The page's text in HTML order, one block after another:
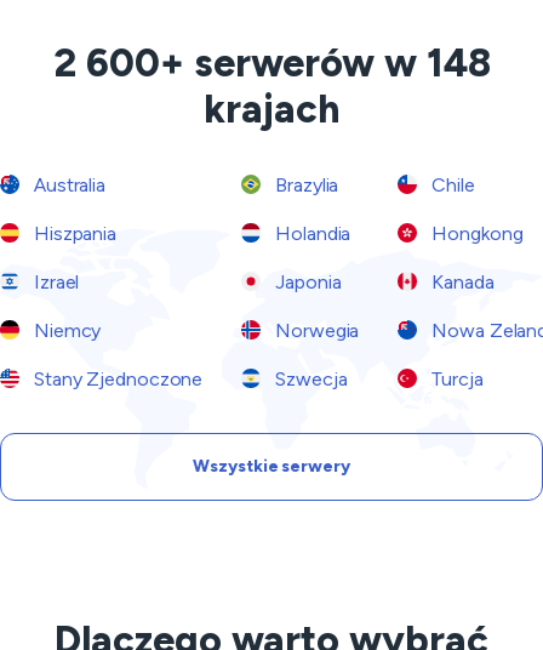
2 600+ serwerów w 148
krajach
Australia Brazylia Chile
Hiszpania Holandia Hongkong
Izrael Japonia Kanada
Niemcy Norwegia Nowa
Stany Zjednoczone Szwecja Turcja
Wszystkie serwery
Dlaczego warto wybrać